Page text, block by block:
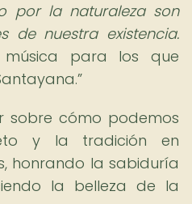
por la naturaleza son
de nuestra existencia.
para los que
sobre cómo podemos
y la tradición en
honrando la sabiduría
la belleza de la